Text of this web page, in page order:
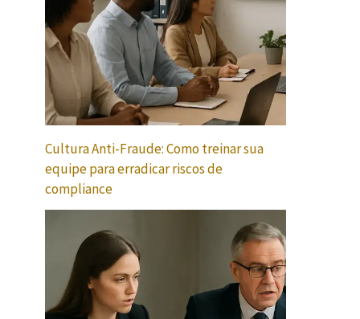
Cultura Anti-Fraude: Como treinar sua
equipe para erradicar riscos de
compliance